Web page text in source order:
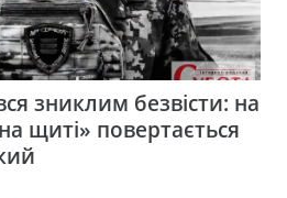
зниклим безвісти: на
щиті» повертається